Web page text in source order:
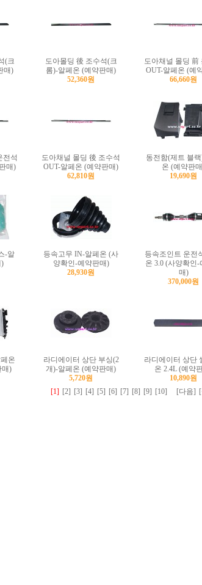
(크
매)
도아몰딩 後 조수석(크
롬)-알페온 (예약판매)
52,360원
도아채널 몰딩 前
OUT-알페온 (예
66,660원
전석
매)
도아채널 몰딩 後 조수석
OUT-알페온 (예약판매)
62,810원
동전함(제트 블랙
온 (예약판
19,690원
-알
)
등속고무 IN-알페온 (사
양확인-예약판매)
28,930원
등속조인트 운전
온 3.0 (사양확인-
매)
370,000원
온
매)
라디에이터 상단 부싱(2
개)-알페온 (예약판매)
5,720원
라디에이터 상단
온 2.4L (예약
10,890원
[1] [2] [3] [4] [5] [6] [7] [8] [9] [10] [다음]